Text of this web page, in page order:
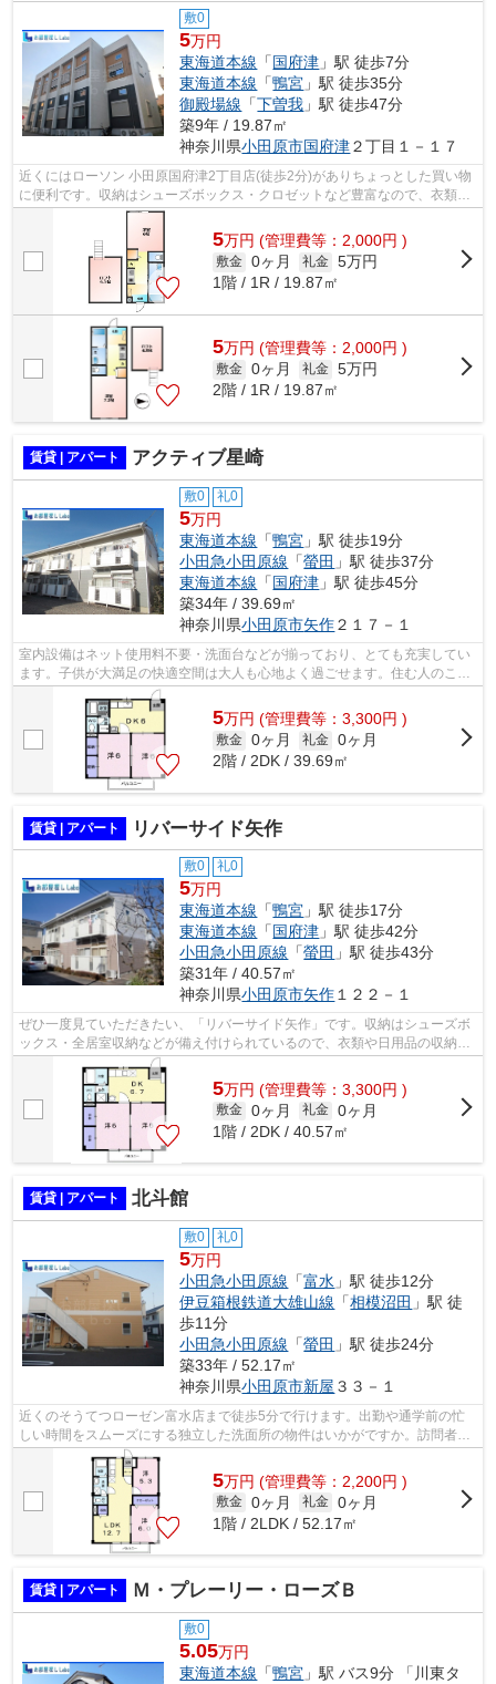
敷0
5万円
東海道本線 「国府津 」駅 徒歩7分
東海道本線 「鴨宮 」駅 徒歩35分
御殿場線 「下曽我 」駅 徒歩47分
築9年 / 19.87㎡
神奈川県小田原市国府津２丁目１－１７
近くにはローソン 小田原国府津2丁目店(徒歩2分)がありちょっとした買い物
に便利です。収納はシューズボックス・クロゼットなど豊富なので、衣類や
履き物の整理がしやすく便利です。一...
5万円 (管理費等：2,000円 )
敷金 0ヶ月 礼金 5万円
1階 / 1R / 19.87㎡
5万円 (管理費等：2,000円 )
敷金 0ヶ月 礼金 5万円
2階 / 1R / 19.87㎡
賃貸 | アパート アクティブ星崎
敷0 礼0
5万円
東海道本線 「鴨宮 」駅 徒歩19分
小田急小田原線 「螢田 」駅 徒歩37分
東海道本線 「国府津 」駅 徒歩45分
築34年 / 39.69㎡
神奈川県小田原市矢作２１７－１
室内設備はネット使用料不要・洗面台などが揃っており、とても充実してい
ます。子供が大満足の快適空間は大人も心地よく過ごせます。住む人のこと
も考えられている満足度の高いアパー...
5万円 (管理費等：3,300円 )
敷金 0ヶ月 礼金 0ヶ月
2階 / 2DK / 39.69㎡
賃貸 | アパート リバーサイド矢作
敷0 礼0
5万円
東海道本線 「鴨宮 」駅 徒歩17分
東海道本線 「国府津 」駅 徒歩42分
小田急小田原線 「螢田 」駅 徒歩43分
築31年 / 40.57㎡
神奈川県小田原市矢作１２２－１
ぜひ一度見ていただきたい、「リバーサイド矢作」です。収納はシューズボ
ックス・全居室収納などが備え付けられているので、衣類や日用品の収納に
重宝します。浴室と切り離されている...
5万円 (管理費等：3,300円 )
敷金 0ヶ月 礼金 0ヶ月
1階 / 2DK / 40.57㎡
賃貸 | アパート 北斗館
敷0 礼0
5万円
小田急小田原線 「富水 」駅 徒歩12分
伊豆箱根鉄道大雄山線 「相模沼田 」駅 徒
歩11分
小田急小田原線 「螢田 」駅 徒歩24分
築33年 / 52.17㎡
神奈川県小田原市新屋 ３３－１
近くのそうてつローゼン富水店まで徒歩5分で行けます。出勤や通学前の忙
しい時間をスムーズにする独立した洗面所の物件はいかがですか。訪問者を
カメラで確認できるTVインターホン設置...
5万円 (管理費等：2,200円 )
敷金 0ヶ月 礼金 0ヶ月
1階 / 2LDK / 52.17㎡
賃貸 | アパート Ｍ・プレーリー・ローズＢ
敷0
5.05万円
東海道本線 「鴨宮 」駅 バス9分 「川東タ